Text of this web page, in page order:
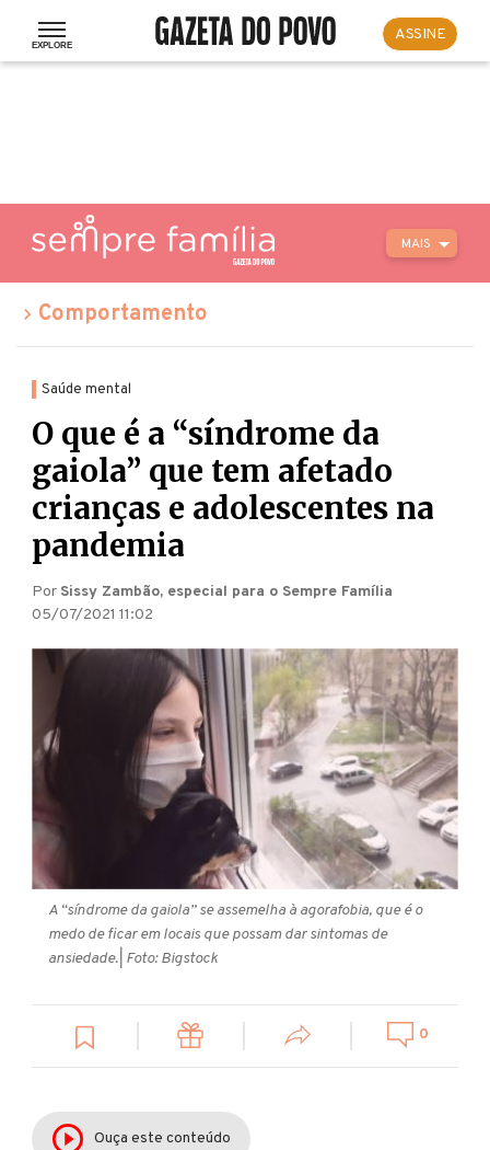
ASSINE
MAIS
Comportamento
Saúde mental
O que é a “síndrome da
gaiola” que tem afetado
crianças e adolescentes na
pandemia
Por Sissy Zambão, especial para o Sempre Família
05/07/2021 11:02
A “síndrome da gaiola” se assemelha à agorafobia, que é o
medo de ficar em locais que possam dar sintomas de
ansiedade. | Foto: Bigstock
0
Ouça este conteúdo